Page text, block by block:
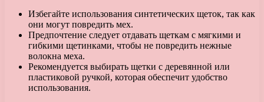
Избегайте использования синтетических щеток, так как
они могут повредить мех.
Предпочтение следует отдавать щеткам с мягкими и
гибкими щетинками, чтобы не повредить нежные
волокна меха.
Рекомендуется выбирать щетки с деревянной или
пластиковой ручкой, которая обеспечит удобство
использования.